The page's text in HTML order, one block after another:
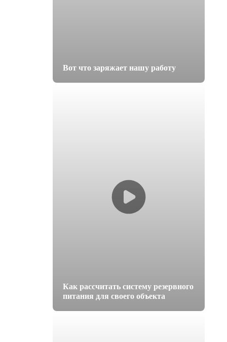
Вот что заряжает нашу работу
Как рассчитать систему резервного
питания для своего объекта